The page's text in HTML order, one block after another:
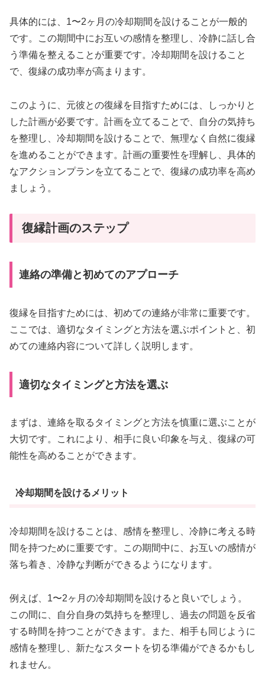
具体的には、1〜2ヶ月の冷却期間を設けることが一般的
です。この期間中にお互いの感情を整理し、冷静に話し合
う準備を整えることが重要です。冷却期間を設けること
で、復縁の成功率が高まります。
このように、元彼との復縁を目指すためには、しっかりと
した計画が必要です。計画を立てることで、自分の気持ち
を整理し、冷却期間を設けることで、無理なく自然に復縁
を進めることができます。計画の重要性を理解し、具体的
なアクションプランを立てることで、復縁の成功率を高め
ましょう。
復縁計画のステップ
連絡の準備と初めてのアプローチ
復縁を目指すためには、初めての連絡が非常に重要です。
ここでは、適切なタイミングと方法を選ぶポイントと、初
めての連絡内容について詳しく説明します。
適切なタイミングと方法を選ぶ
まずは、連絡を取るタイミングと方法を慎重に選ぶことが
大切です。これにより、相手に良い印象を与え、復縁の可
能性を高めることができます。
冷却期間を設けるメリット
冷却期間を設けることは、感情を整理し、冷静に考える時
間を持つために重要です。この期間中に、お互いの感情が
落ち着き、冷静な判断ができるようになります。
例えば、1〜2ヶ月の冷却期間を設けると良いでしょう。
この間に、自分自身の気持ちを整理し、過去の問題を反省
する時間を持つことができます。また、相手も同じように
感情を整理し、新たなスタートを切る準備ができるかもし
れません。